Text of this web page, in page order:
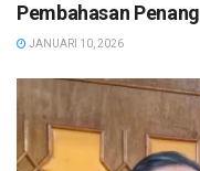
Pembahasan
JANUARI 10, 2026